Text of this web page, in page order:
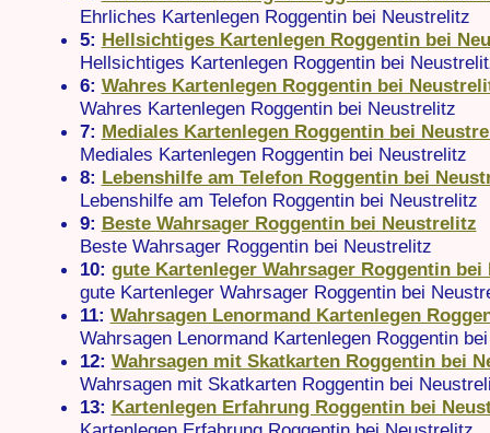
Ehrliches Kartenlegen Roggentin bei Neustrelitz
5: Hellsichtiges Kartenlegen Roggentin bei
Hellsichtiges Kartenlegen Roggentin bei
6: Wahres Kartenlegen Roggentin bei
Wahres Kartenlegen Roggentin bei Neustrelitz
7: Mediales Kartenlegen Roggentin bei
Mediales Kartenlegen Roggentin bei Neustrelitz
8: Lebenshilfe am Telefon Roggentin bei
Lebenshilfe am Telefon Roggentin bei Neustrelitz
9: Beste Wahrsager Roggentin bei Neustrelitz
Beste Wahrsager Roggentin bei Neustrelitz
10: gute Kartenleger Wahrsager Roggentin
gute Kartenleger Wahrsager Roggentin bei
11: Wahrsagen Lenormand Kartenlegen
Wahrsagen Lenormand Kartenlegen Roggentin
12: Wahrsagen mit Skatkarten Roggentin bei
Wahrsagen mit Skatkarten Roggentin bei
13: Kartenlegen Erfahrung Roggentin bei